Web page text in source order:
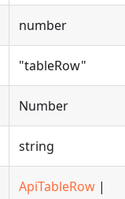
number
"tableRow"
Number
string
ApiTableRow |